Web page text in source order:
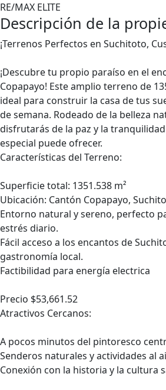
RE/MAX ELITE
Descripción de la
¡Terrenos Perfectos en Suchitoto,
¡Descubre tu propio paraíso en el
Copapayo! Este amplio terreno de
ideal para construir la casa de tus
de semana. Rodeado de la belleza
disfrutarás de la paz y la
especial puede ofrecer.
Características del Terreno:
Superficie total: 1351.538 m²
Ubicación: Cantón Copapayo,
Entorno natural y sereno, perfecto
estrés diario.
Fácil acceso a los encantos de
gastronomía local.
Factibilidad para energía electrica
Precio $53,661.52
Atractivos Cercanos:
A pocos minutos del pintoresco
Senderos naturales y actividades al
Conexión con la historia y la cultura